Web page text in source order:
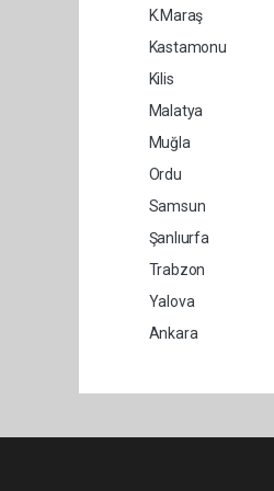
K.Maraş
Kastamonu
Kilis
Malatya
Muğla
Ordu
Samsun
Şanlıurfa
Trabzon
Yalova
Ankara